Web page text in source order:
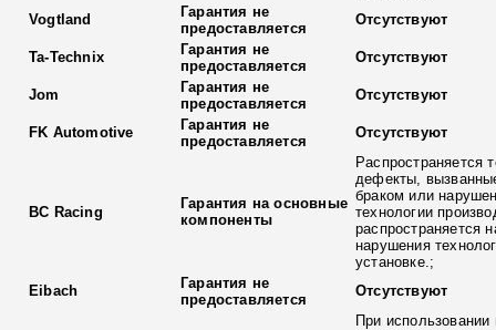
Vogtland
Гарантия не
предоставляется
Отсутствуют
Ta-Technix
Гарантия не
предоставляется
Отсутствуют
Jom
Гарантия не
предоставляется
Отсутствуют
FK Automotive
Гарантия не
предоставляется
Отсутствуют
BC Racing
Гарантия на основные
компоненты
Распространяется
дефекты,
браком или
технологии
распространяется
нарушения
установке.;
Eibach
Гарантия не
предоставляется
Отсутствуют
При использовании